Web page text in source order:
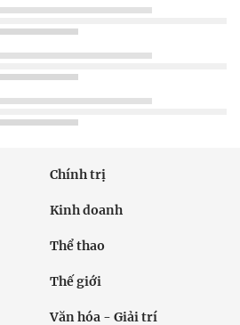
Chính trị
Kinh doanh
Thể thao
Thế giới
Văn hóa - Giải trí